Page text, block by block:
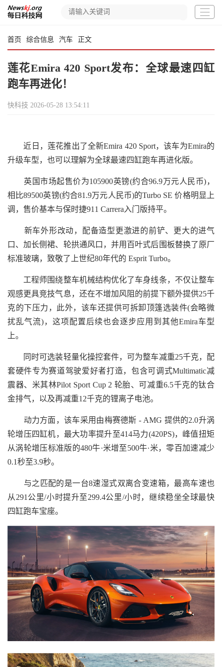
首页 综合信息 汽车 正文
莲花Emira 420 Sport发布：全球最速四缸
跑车再进化！
快科技 2026-05-28 13:54:11
近日，莲花推出了全新Emira 420 Sport，该车为Emira的
升级车型，也可以理解为全球最速四缸跑车再进化版。
英国市场起售价为105900英镑(约合96.9万元人民币)，
相比89500英镑(约合81.9万元人民币)的Turbo SE 价格明显上
调，售价基本与保时捷911 Carrera入门版持平。
新车外形改动，配备造型更激进的前铲、更大的进气
口、加长侧裙、轮拱通风口，并用百叶式后围板替换了原厂
标准玻璃，致敬了上世纪80年代的 Esprit Turbo。
工程师围绕整车机械结构优化了车身线条，不仅让整车
观感更具竞技气息，还在不增加风阻的前提下额外提供25千
克的下压力，此外，该车还提供可拆卸顶篷选装件(会略微
扰乱气流)，这项配置后续也会逐步应用到其他Emira车型
上。
同时可选装轻量化操控套件，可为整车减重25千克，配
套硬件专为赛道驾驶爱好者打造，包含可调式Multimatic减
震器、米其林Pilot Sport Cup 2 轮胎、可减重6.5千克的钛合
金排气，以及再减重12千克的锂离子电池。
动力方面，该车采用由梅赛德斯 - AMG 提供的2.0升涡
轮增压四缸机，最大功率提升至414马力(420PS)，峰值扭矩
从涡轮增压标准版的480牛·米增至500牛·米，零百加速减少
0.1秒至3.9秒。
与之匹配的是一台8速湿式双离合变速箱，最高车速也
从291公里/小时提升至299.4公里/小时，继续稳坐全球最快
四缸跑车宝座。